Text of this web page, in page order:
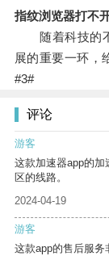
指纹浏览器打不
随着科技的不
展的重要一环，
#3#
评论
游客
这款加速器app的
区的线路。
2024-04-19
游客
这款app的售后服